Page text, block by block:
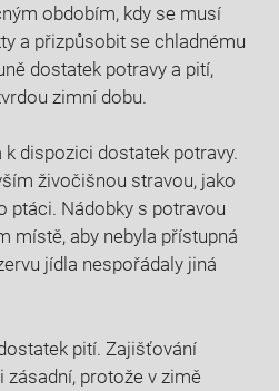
obdobím, kdy se musí
a přizpůsobit se chladnému
dostatek potravy a pití,
zimní dobu.
k dispozici dostatek potravy.
živočišnou stravou, jako
ptáci. Nádobky s potravou
místě, aby nebyla přístupná
jídla nespořádaly jiná
pití. Zajišťování
zásadní, protože v zimě